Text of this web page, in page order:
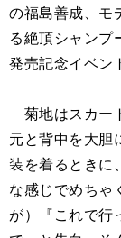
の福島善成、モ
る絶頂シャンプ
発売記念イベン
菊地はスカー
元と背中を大胆
装を着るときに
な感じでめちゃ
が）『これで行